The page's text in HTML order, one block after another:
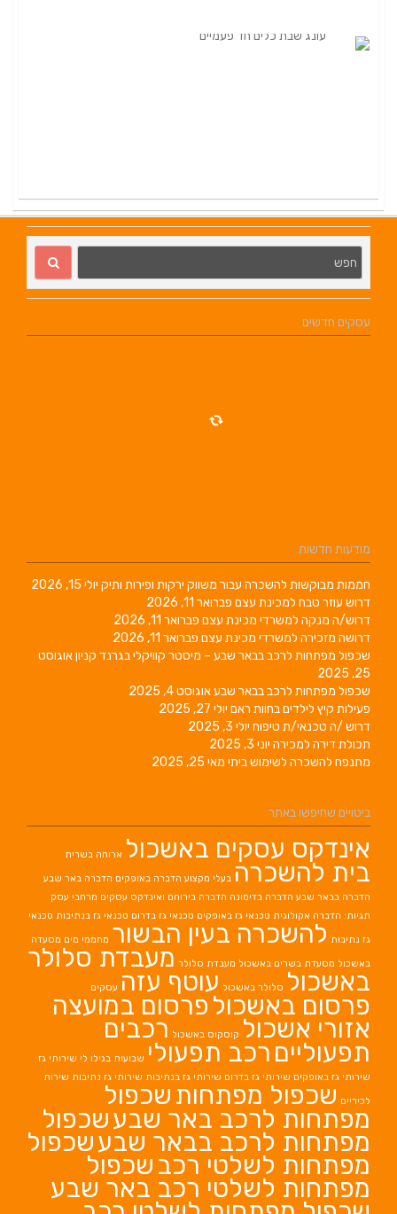
עסקים חדשים
מודעות חדשות
חממות מבוקשות להשכרה עבור משווק ירקות ופירות ותיק יולי 15, 2026
דרוש עוזר טבח למכינת עצם פברואר 11, 2026
דרוש/ה מנקה למשרדי מכינת עצם פברואר 11, 2026
דרושה מזכירה למשרדי מכינת עצם פברואר 11, 2026
שכפול מפתחות לרכב בבאר שבע – מיסטר קוויקלי בגרנד קניוןאוגוסט
25, 2025
שכפול מפתחות לרכב בבאר שבעאוגוסט 4, 2025
פעילות קיץ לילדים בחוות ראם יולי 27, 2025
דרוש /ה טכנאי/ת טיפוח יולי 3, 2025
תכולת דירה למכירה יוני 3, 2025
מתנפח להשכרה לשימוש ביתי מאי 25, 2025
ביטויים שחיפשו באתר
אינדקס עסקים באשכול ארוחה בשרית
בית להשכרה בעלי מקצוע הדברה באופקים הדברה באר שבע
הדברה בבאר שבע הדברה בדימונה הדברה בירוחם ואינדקס עסקים מרחבי עסק
תגיות: הדברה אקולוגית טכנאי גז באופקים טכנאי גז בדרום טכנאי גז בנתיבות טכנאי
גז נתיבות להשכרה בעין הבשור מחממי מים מסעדה
באשכול מסעדת בשרים באשכול מעבדת סלולר מעבדת סלולר
באשכול סלולר באשכול עוטף עזה עסקים
פרסום באשכול פרסום במועצה
אזורי אשכול קוסקוס באשכול רכבים
תפעוליים רכב תפעולי שבועות בגילו לי שירותי גז
שירותי גז באופקים שירותי גז בדרום שירותי גז בנתיבות שירותי גז נתיבות שירות
לכיריים שכפול מפתחות שכפול
מפתחות לרכב באר שבעשכפול
מפתחות לרכב בבאר שבעשכפול
מפתחות לשלטי רכב שכפול
מפתחות לשלטי רכב באר שבע